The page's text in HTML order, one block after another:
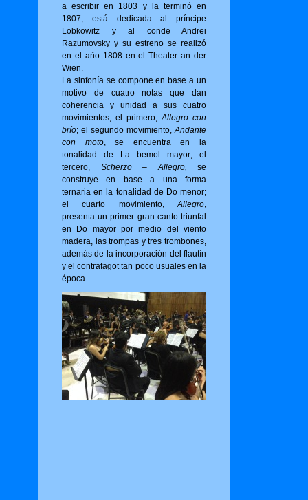
a escribir en 1803 y la terminó en
1807, está dedicada al príncipe
Lobkowitz y al conde Andrei
Razumovsky y su estreno se realizó
en el año 1808 en el Theater an der
Wien.
La sinfonía se compone en base a un
motivo de cuatro notas que dan
coherencia y unidad a sus cuatro
movimientos, el primero,Allegro con
brío; el segundo movimiento,Andante
con moto, se encuentra en la
tonalidad de La bemol mayor; el
tercero, Scherzo – Allegro, se
construye en base a una forma
ternaria en la tonalidad de Do menor;
el cuarto movimiento,Allegro,
presenta un primer gran canto triunfal
en Do mayor por medio del viento
madera, las trompas y tres trombones,
además de la incorporación del flautín
y el contrafagot tan poco usuales en la
época.